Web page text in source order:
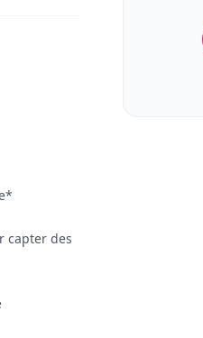
capter des